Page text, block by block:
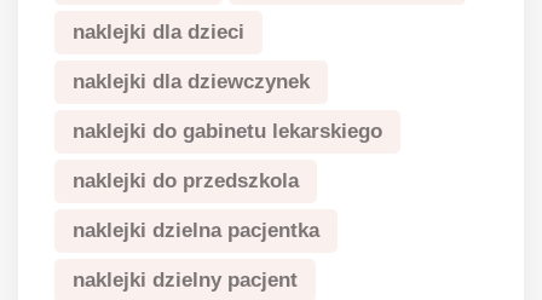
naklejki dla dzieci
naklejki dla dziewczynek
naklejki do gabinetu lekarskiego
naklejki do przedszkola
naklejki dzielna pacjentka
naklejki dzielny pacjent